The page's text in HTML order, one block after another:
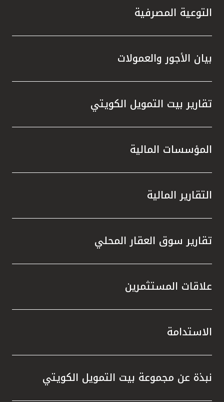
التوعية المصرفية
بيان الأجور والعمولات
تقارير بيت التمويل الكويتي
المؤسسات المالية
التقارير المالية
تقارير سوق العقار المحلي
علاقات المستثمرين
الاستدامة
نبذة عن مجموعة بيت التمويل الكويتي